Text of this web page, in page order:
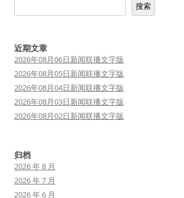
搜索
近期文章
2026年08月06日新闻联播文字版
2026年08月05日新闻联播文字版
2026年08月04日新闻联播文字版
2026年08月03日新闻联播文字版
2026年08月02日新闻联播文字版
归档
2026 年 8 月
2026 年 7 月
2026 年 6 月